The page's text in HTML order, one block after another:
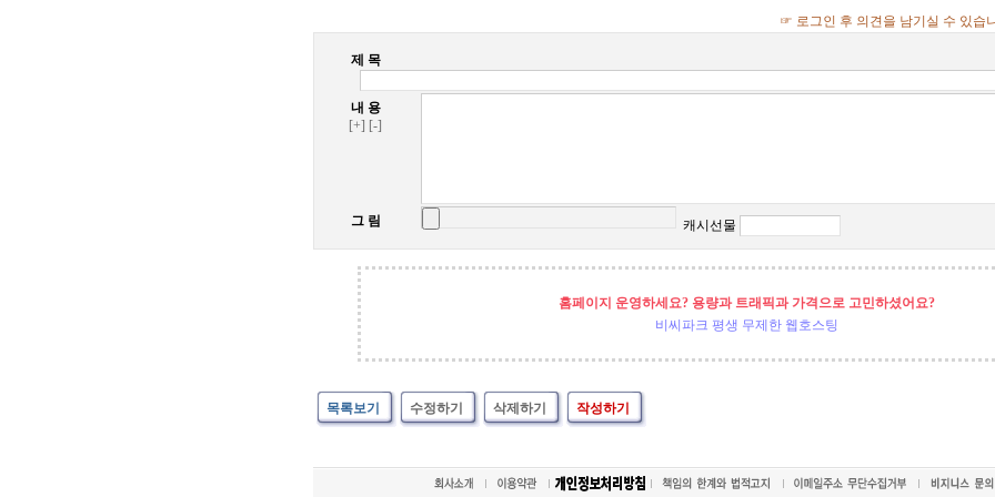
☞ 로그인 후 의견을 남기실 수 있습
제 목
내 용
[+] [-]
그 림 캐시선물
홈페이지 운영하세요? 용량과 트래픽과 가격으로 고민하셨어요?
비씨파크 평생 무제한 웹호스팅
목록보기 수정하기 삭제하기 작성하기